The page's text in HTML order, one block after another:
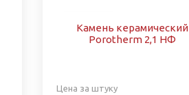
Камень керамический
Porotherm 2,1 НФ
Цена за штуку